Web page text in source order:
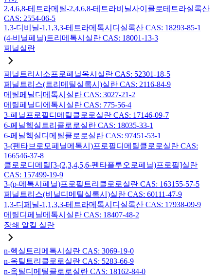
2,4,6,8-테트라메틸-2,4,6,8-테트라비닐사이클로테트라실록산
CAS: 2554-06-5
1,3-디비닐-1,1,3,3-테트라메톡시디실록산 CAS: 18293-85-1
(4-비닐페닐)트리메톡시실란 CAS: 18001-13-3
페닐실란
페닐트리시소프로페닐옥시실란 CAS: 52301-18-5
페닐트리스(트리메틸실록시)실란 CAS: 2116-84-9
메틸페닐디메톡시실란 CAS: 3027-21-2
메틸페닐디에톡시실란 CAS: 775-56-4
3-페닐프로필디메틸클로로실란 CAS: 17146-09-7
6-페닐헥실트리클로로실란 CAS: 18035-33-1
6-페닐헥실디메틸클로로실란 CAS: 97451-53-1
3-(펜타브로모페닐메톡시)프로필디메틸클로로실란 CAS:
166546-37-8
클로로디메틸[3-(2,3,4,5,6-펜타플루오로페닐)프로필]실란
CAS: 157499-19-9
3-(p-메톡시페닐)프로필트리클로로실란 CAS: 163155-57-5
페닐트리스(비닐디메틸실록시)실란 CAS: 60111-47-9
1,3-디페닐-1,1,3,3-테트라메톡시디실록산 CAS: 17938-09-9
메틸디페닐메톡시실란 CAS: 18407-48-2
장쇄 알킬 실란
n-헥실트리메톡시실란 CAS: 3069-19-0
n-옥틸트리클로로실란 CAS: 5283-66-9
n-옥틸디메틸클로로실란 CAS: 18162-84-0